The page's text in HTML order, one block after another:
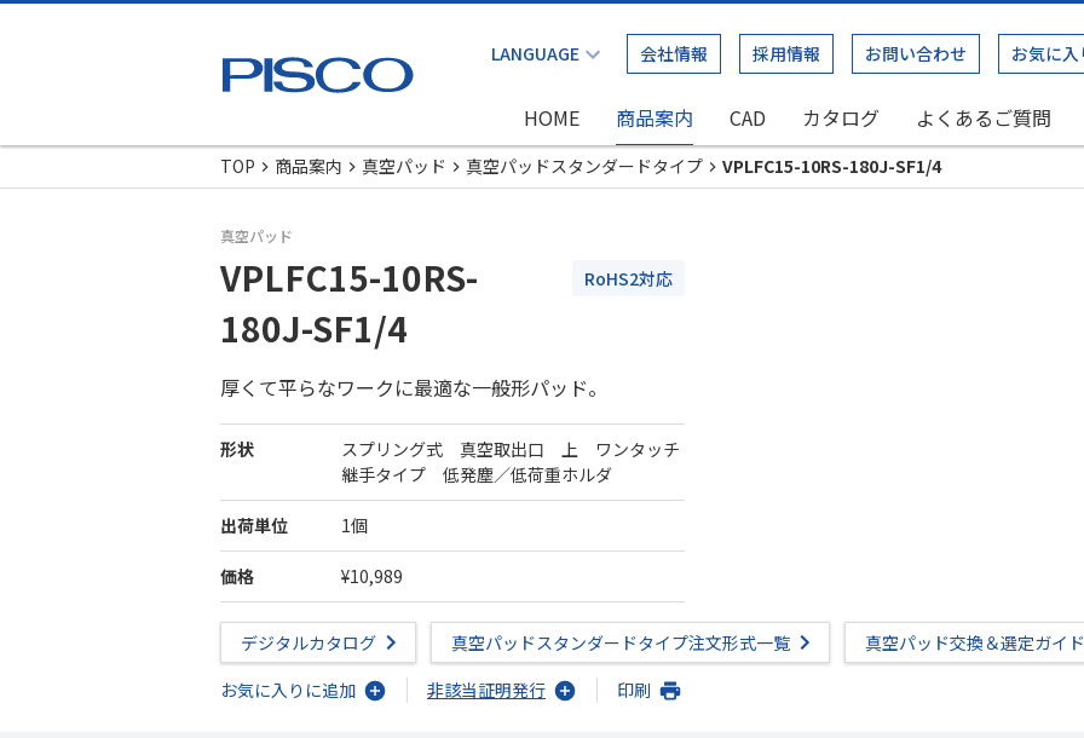
会社情報 採用情報 お問い合わせ お気に入
HOME 商品案内 CAD カタログ よくあるご質問
TOP
商品案内 真空パッド 真空パッドスタンダードタイプ VPLFC15-10RS-180J-SF1/4
真空パッド
VPLFC15-10RS-
180J-SF1/4
RoHS2対応
厚くて平らなワークに最適な一般形パッド。
形状
スプリング式 真空取出口 上 ワンタッチ
継手タイプ 低発塵／低荷重ホルダ
出荷単位 1個
価格 ¥10,989
デジタルカタログ 真空パッドスタンダードタイプ注文形式一覧
真空パッド交換＆選定ガイド
お気に入りに追加
非該当証明発行 印刷